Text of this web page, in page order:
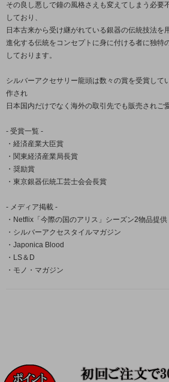
その良し悪しで鐘の風格さえも変えてしまう必要
しており、
日本古来から受け継がれている銀器の伝統技法を
進化する伝統をコンセプトに身に付ける者に独特
しております。
シルバーアクセサリー龍頭は数々の賞を受賞して
作され
日本国内だけでなく海外の取引先でも販売されご
- 受賞一覧 -
・経済産業大臣賞
・関東経済産業局長賞
・奨励賞
・東京銀器伝統工芸士会会長賞
- メディア掲載 -
・Netflix「今際の国のアリス」シーズン2物品提供
・シルバーアクセスタイルマガジン
・Japonica Blood
・LS＆D
・モノ・マガジン